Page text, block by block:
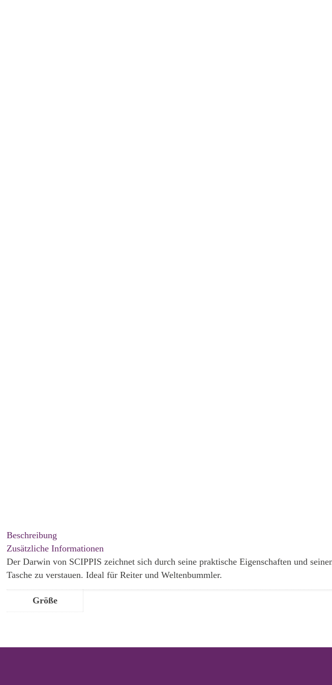
Beschreibung
Zusätzliche Informationen
Der Darwin von SCIPPIS zeichnet sich durch seine praktische Eigenschaften und
Tasche zu verstauen. Ideal für Reiter und Weltenbummler.
Größe